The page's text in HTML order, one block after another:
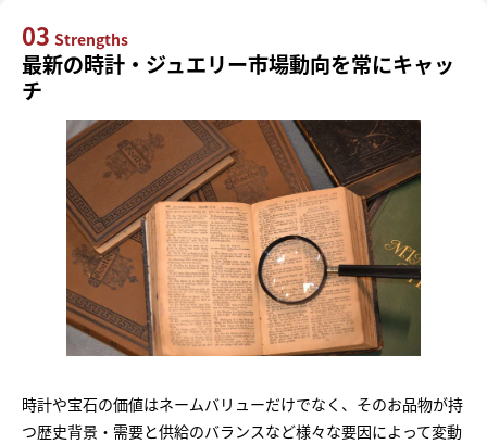
03 Strengths
最新の時計・ジュエリー市場動向を常にキャッ
チ
時計や宝石の価値はネームバリューだけでなく、そのお品物が持
つ歴史背景・需要と供給のバランスなど様々な要因によって変動